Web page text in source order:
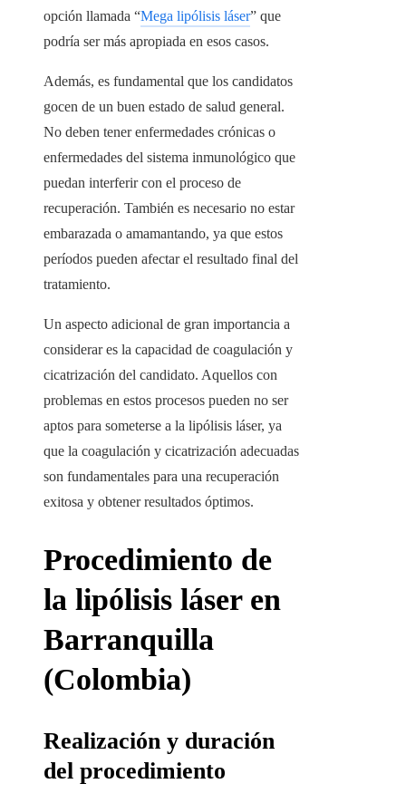
opción llamada “Mega lipólisis láser” que
podría ser más apropiada en esos casos.
Además, es fundamental que los candidatos
gocen de un buen estado de salud general.
No deben tener enfermedades crónicas o
enfermedades del sistema inmunológico que
puedan interferir con el proceso de
recuperación. También es necesario no estar
embarazada o amamantando, ya que estos
períodos pueden afectar el resultado final del
tratamiento.
Un aspecto adicional de gran importancia a
considerar es la capacidad de coagulación y
cicatrización del candidato. Aquellos con
problemas en estos procesos pueden no ser
aptos para someterse a la lipólisis láser, ya
que la coagulación y cicatrización adecuadas
son fundamentales para una recuperación
exitosa y obtener resultados óptimos.
Procedimiento de
la lipólisis láser en
Barranquilla
(Colombia)
Realización y duración
del procedimiento